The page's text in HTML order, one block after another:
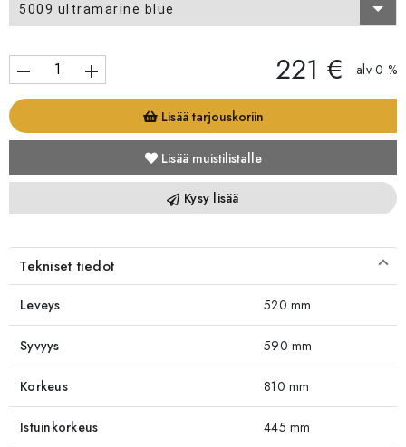
5009 ultramarine blue
remove add 221 € alv 0 %
Lisää tarjouskoriin
Lisää muistilistalle
Kysy lisää
Tekniset tiedot
Leveys 520 mm
Syvyys 590 mm
Korkeus 810 mm
Istuinkorkeus 445 mm